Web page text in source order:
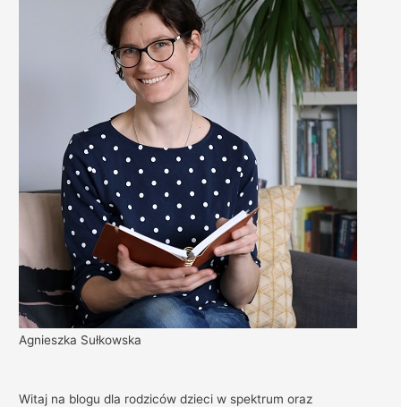
Agnieszka Sułkowska
Witaj na blogu dla rodziców dzieci w spektrum oraz